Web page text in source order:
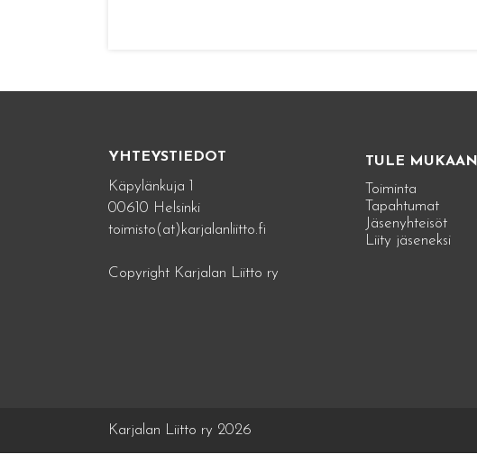
YHTEYSTIEDOT
Käpylänkuja 1
00610 Helsinki
toimisto(at)karjalanliitto.fi
Copyright Karjalan Liitto ry
TULE MUKAAN
Toiminta
Tapahtumat
Jäsenyhteisöt
Liity jäseneksi
Karjalan Liitto ry 2026